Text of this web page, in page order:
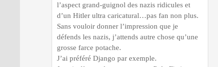
l’aspect grand-guignol des nazis ridicules et
d’un Hitler ultra caricatural…pas fan non plus.
Sans vouloir donner l’impression que je
défends les nazis, j’attends autre chose qu’une
grosse farce potache.
J’ai préféré Django par exemple.